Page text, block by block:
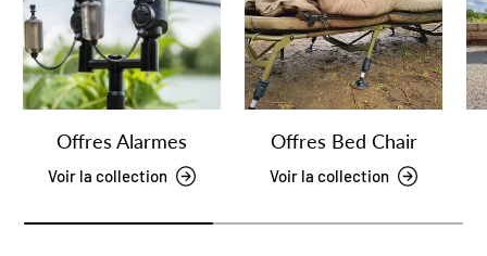
Offres Alarmes
Voir la collection
Offres Bed Chair
Voir la collection